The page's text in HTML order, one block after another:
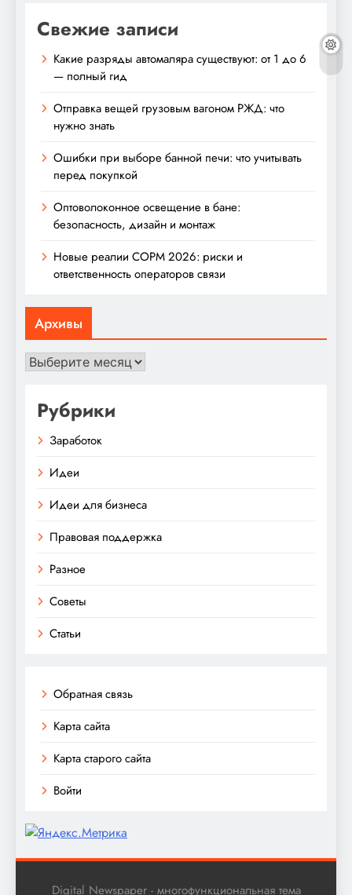
Свежие записи
Какие разряды автомаляра существуют: от 1 до 6
— полный гид
Отправка вещей грузовым вагоном РЖД: что
нужно знать
Ошибки при выборе банной печи: что учитывать
перед покупкой
Оптоволоконное освещение в бане:
безопасность, дизайн и монтаж
Новые реалии СОРМ 2026: риски и
ответственность операторов связи
Архивы
Архивы
Рубрики
Заработок
Идеи
Идеи для бизнеса
Правовая поддержка
Разное
Советы
Статьи
Обратная связь
Карта сайта
Карта старого сайта
Войти
Digital Newspaper - многофункциональная тема